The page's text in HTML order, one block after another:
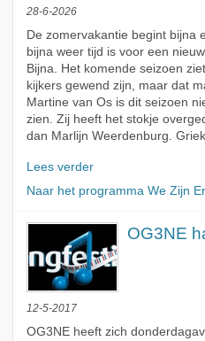
28-6-2026
De zomervakantie begint bijna
bijna weer tijd is voor een
Bijna. Het komende seizoen
kijkers gewend zijn, maar dat
Martine van Os is dit seizoen
zien. Zij heeft het stokje
dan Marlijn Weerdenburg.
Lees verder
Naar het programma We Zijn
OG3NE
12-5-2017
OG3NE heeft zich